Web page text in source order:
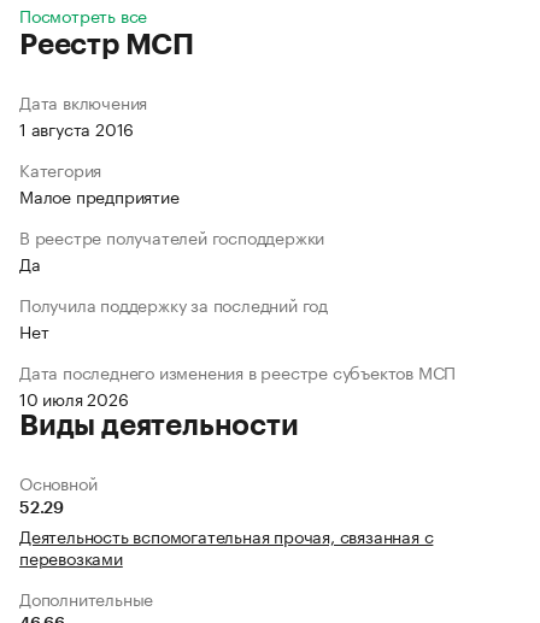
Посмотреть все
Реестр МСП
Дата включения
1 августа 2016
Категория
Малое предприятие
В реестре получателей господдержки
Да
Получила поддержку за последний год
Нет
Дата последнего изменения в реестре субъектов МСП
10 июля 2026
Виды деятельности
Основной
52.29
Деятельность вспомогательная прочая, связанная с
перевозками
Дополнительные